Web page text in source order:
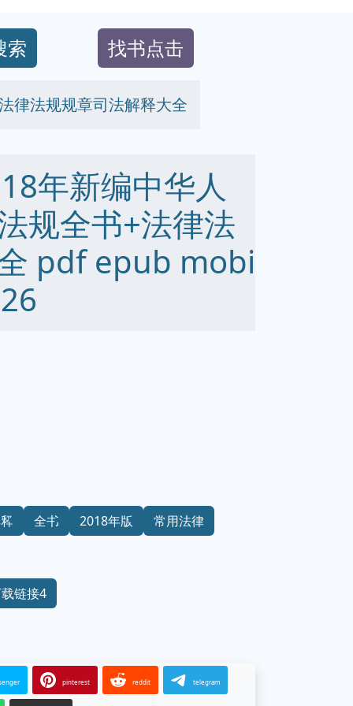
索 找书点击
律法规规章司法解释大全
年新编中华人
规全书+法律法
pdf epub mobi
全书 2018年版 常用法律
链接4
pinterest reddit telegram